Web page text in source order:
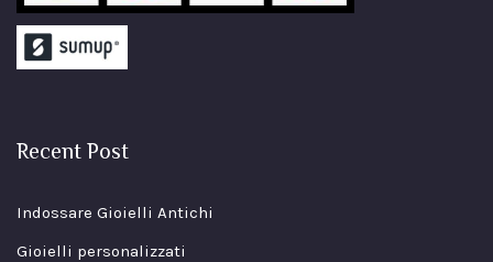
Recent Post
Indossare Gioielli Antichi
Gioielli personalizzati